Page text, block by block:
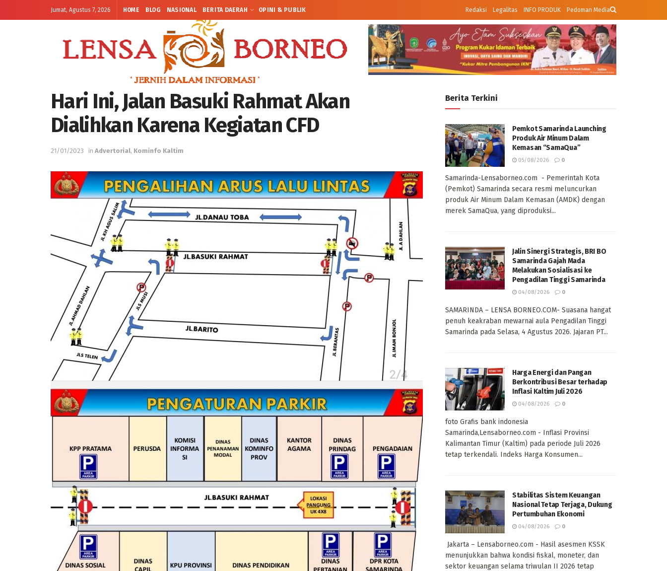
Jumat, Agustus 7, 2026 HOME BLOG NASIONAL BERITA DAERAH OPINI & PUBLIK Redaksi Legalitas INFO PRODUK Pedoman Media
Hari Ini, Jalan Basuki Rahmat Akan
Dialihkan Karena Kegiatan CFD
21/01/2023 in Advertorial, Kominfo Kaltim
Berita Terkini
Pemkot Samarinda Launching
Produk Air Minum Dalam
Kemasan “SamaQua”
05/08/2026 0
Samarinda-Lensaborneo.com - Pemerintah Kota
(Pemkot) Samarinda secara resmi meluncurkan
produk Air Minum Dalam Kemasan (AMDK) dengan
merek SamaQua, yang diproduksi...
Jalin Sinergi Strategis, BRI BO
Samarinda Gajah Mada
Melakukan Sosialisasi ke
Pengadilan Tinggi Samarinda
04/08/2026 0
SAMARINDA – LENSA BORNEO.COM- Suasana hangat
penuh keakraban mewarnai aula Pengadilan Tinggi
Samarinda pada Selasa, 4 Agustus 2026. Jajaran PT...
Harga Energi dan Pangan
Berkontribusi Besar terhadap
Inflasi Kaltim Juli 2026
04/08/2026 0
foto Grafis bank indonesia
Samarinda,Lensaborneo.com - Inflasi Provinsi
Kalimantan Timur (Kaltim) pada periode Juli 2026
tetap terkendali. Indeks Harga Konsumen...
Stabilitas Sistem Keuangan
Nasional Tetap Terjaga, Dukung
Pertumbuhan Ekonomi
04/08/2026 0
Jakarta – Lensaborneo.com - Hasil asesmen KSSK
menunjukkan bahwa kondisi fiskal, moneter, dan
sektor keuangan selama triwulan II 2026 tetap